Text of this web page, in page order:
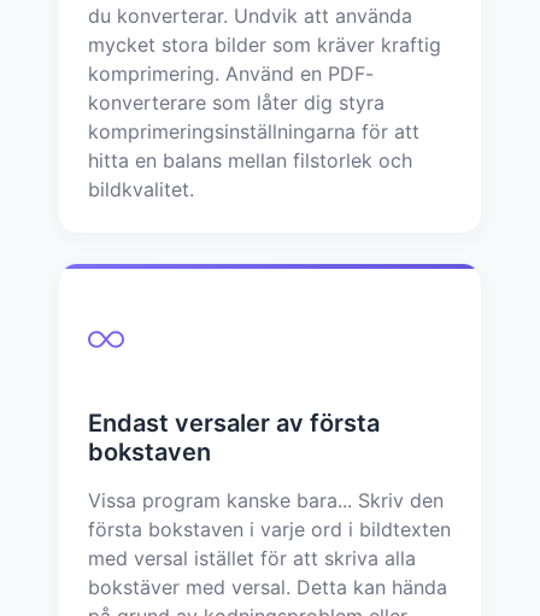
du konverterar. Undvik att använda
mycket stora bilder som kräver kraftig
komprimering. Använd en PDF-
konverterare som låter dig styra
komprimeringsinställningarna för att
hitta en balans mellan filstorlek och
bildkvalitet.
Endast versaler av första
bokstaven
Vissa program kanske bara... Skriv den
första bokstaven i varje ord i bildtexten
med versal istället för att skriva alla
bokstäver med versal. Detta kan hända